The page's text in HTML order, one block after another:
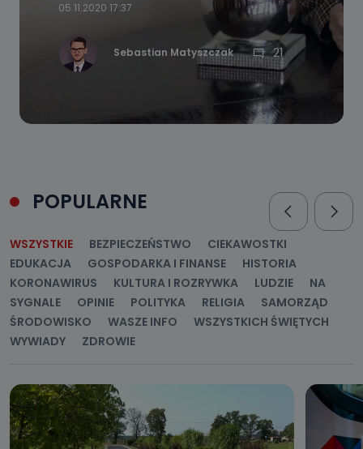
05.11.2020 17:37
Sebastian Matyszczak 21
POPULARNE
WSZYSTKIE BEZPIECZEŃSTWO
CIEKAWOSTKI
EDUKACJA
GOSPODARKA I FINANSE
HISTORIA
KORONAWIRUS
KULTURA I ROZRYWKA LUDZIE
NA
SYGNALE
OPINIE POLITYKA RELIGIA
SAMORZĄD
ŚRODOWISKO
WASZE INFO
WSZYSTKICH ŚWIĘTYCH
WYWIADY
ZDROWIE